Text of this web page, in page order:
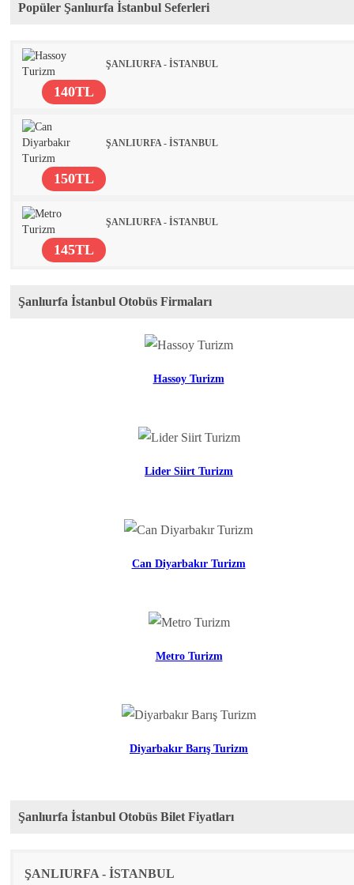
Popüler Şanlıurfa İstanbul Seferleri
ŞANLIURFA - İSTANBUL
140TL
ŞANLIURFA - İSTANBUL
150TL
ŞANLIURFA - İSTANBUL
145TL
Şanlıurfa İstanbul Otobüs Firmaları
Hassoy Turizm
Lider Siirt Turizm
Can Diyarbakır Turizm
Metro Turizm
Diyarbakır Barış Turizm
Şanlıurfa İstanbul Otobüs Bilet Fiyatları
Rota Firma Fiyat
ŞANLIURFA - İSTANBUL